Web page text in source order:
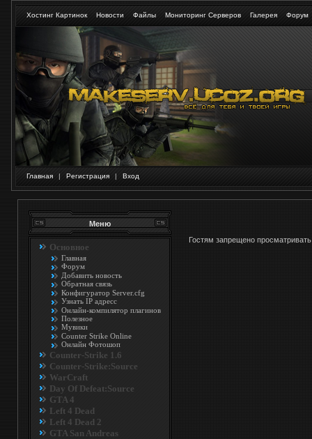
Хостинг Картинок Новости Файлы Мониторинг Серверов Галерея Форум
Главная | Регистрация | Вход
Меню
Основное
Главная
Форум
Добавить новость
Обратная связь
Конфигуратор Server.cfg
Узнать IP адресс
Онлайн-компилятор плагинов
Полезное
Мувики
Counter Strike Online
Онлайн Фотошоп
Counter-Strike 1.6
Counter-Strike:Source
WarCraft
Day Of Defeat:Source
GTA 4
Left 4 Dead
Left 4 Dead 2
GTA San Andreas
Гостям запрещено